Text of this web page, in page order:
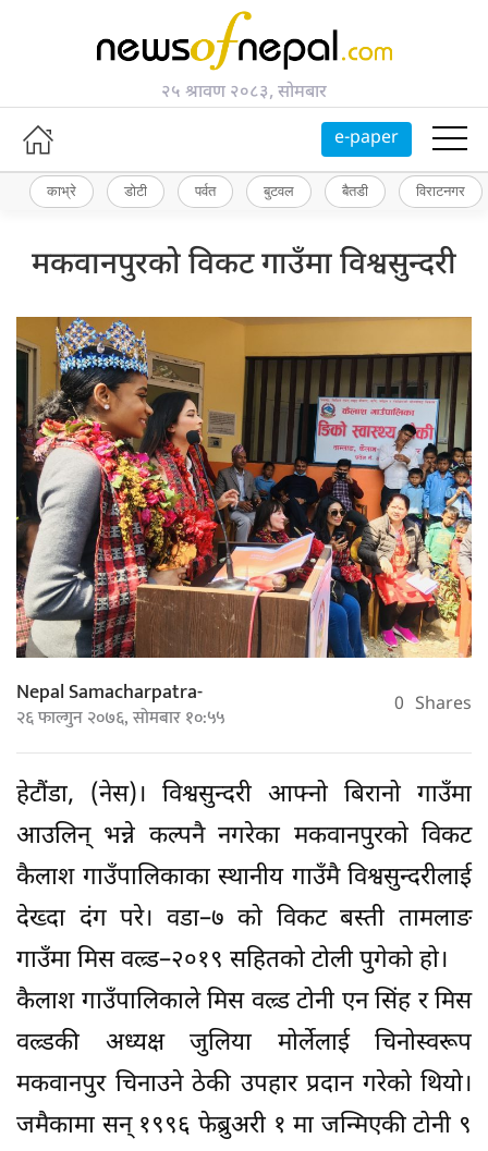
२५ श्रावण २०८३, सोमबार
e-paper
काभ्रे डोटी पर्वत बुटवल बैतडी विराटनगर
मकवानपुरको विकट गाउँमा विश्वसुन्दरी
Nepal Samacharpatra-
२६ फाल्गुन २०७६, सोमबार १०:५५ 0 Shares
हेटौंडा, (नेस)। विश्वसुन्दरी आफ्नो बिरानो गाउँमा
आउलिन् भन्ने कल्पनै नगरेका मकवानपुरको विकट
कैलाश गाउँपालिकाका स्थानीय गाउँमै विश्वसुन्दरीलाई
देख्दा दंग परे। वडा–७ को विकट बस्ती तामलाङ
गाउँमा मिस वल्र्ड–२०१९ सहितको टोली पुगेको हो।
कैलाश गाउँपालिकाले मिस वल्र्ड टोनी एन सिंह र मिस
वल्र्डकी अध्यक्ष जुलिया मोर्लेलाई चिनोस्वरूप
मकवानपुर चिनाउने ठेकी उपहार प्रदान गरेको थियो।
जमैकामा सन् १९९६ फेब्रुअरी १ मा जन्मिएकी टोनी ९